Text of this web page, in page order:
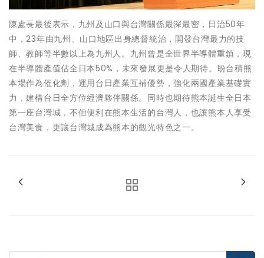
陳處長最後表示，九州及山口與台灣關係最深最密，日治50年
中，23年由九州、山口地區出身總督統治，開發台灣最力的技
師、教師等半數以上為九州人。九州曾是全世界半導體重鎮，現
在半導體產值佔全日本50%，未來發展更是令人期待。盼台積熊
本場作為催化劑，運用台日產業互補優勢，強化兩國產業基礎實
力，建構台日全方位經濟夥伴關係。同時也期待熊本誕生全日本
第一座台灣城，不但便利在熊本生活的台灣人，也讓熊本人享受
台灣美食，更讓台灣城成為熊本的觀光特色之一。